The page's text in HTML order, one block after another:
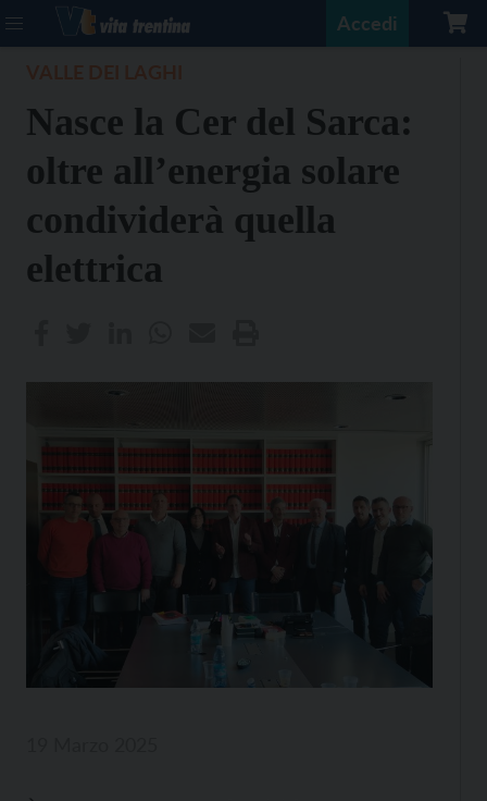
Accedi
Nasce la Cer del Sarca:
oltre all’energia solare
condividerà quella
elettrica